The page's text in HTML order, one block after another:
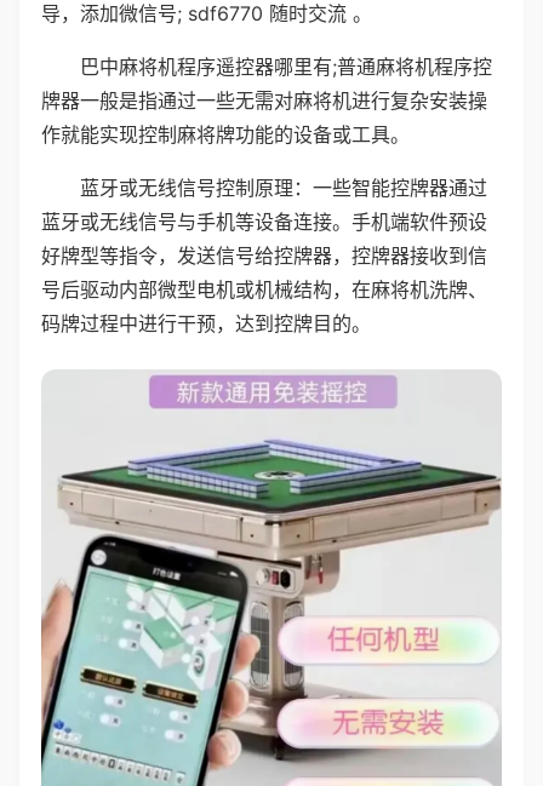
导，添加微信号; sdf6770 随时交流 。
巴中麻将机程序遥控器哪里有;普通麻将机程序控
牌器一般是指通过一些无需对麻将机进行复杂安装操
作就能实现控制麻将牌功能的设备或工具。
蓝牙或无线信号控制原理：一些智能控牌器通过
蓝牙或无线信号与手机等设备连接。手机端软件预设
好牌型等指令，发送信号给控牌器，控牌器接收到信
号后驱动内部微型电机或机械结构，在麻将机洗牌、
码牌过程中进行干预，达到控牌目的。